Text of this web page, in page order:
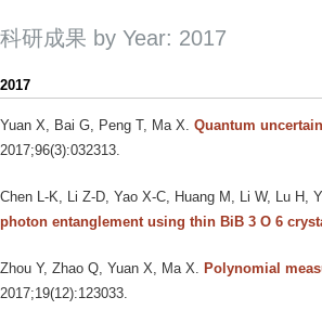
科研成果 by Year: 2017
2017
Yuan X, Bai G, Peng T, Ma X Quantum
2017;96(3):032313.
Chen L-K, Li Z-D, Yao X-C, Huang M, Li W, Lu H,
photon entanglement using thin BiB 3 O 6
Zhou Y, Zhao Q, Yuan X, Ma X Polynomial
2017;19(12):123033.